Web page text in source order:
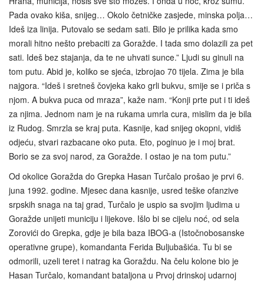
Pada ovako kiša, snijeg… Okolo četničke zasjede, minska polja…
Ideš iza linija. Putovalo se sedam sati. Bilo je prilika kada smo
morali hitno nešto prebaciti za Goražde. I tada smo dolazili za pet
sati. Ideš bez stajanja, da te ne uhvati sunce.” Ljudi su ginuli na
tom putu. Abid je, koliko se sjeća, izbrojao 70 tijela. Zima je bila
najgora. “Ideš i sretneš čovjeka kako grli bukvu, smije se i priča s
njom. A bukva puca od mraza”, kaže nam. “Konji prte put i ti ideš
za njima. Jednom nam je na rukama umrla cura, mislim da je bila
iz Rudog. Smrzla se kraj puta. Kasnije, kad snijeg okopni, vidiš
odjeću, stvari razbacane oko puta. Eto, poginuo je i moj brat.
Borio se za svoj narod, za Goražde. I ostao je na tom putu.”
Od okolice Goražda do Grepka Hasan Turčalo prošao je prvi 6.
juna 1992. godine. Mjesec dana kasnije, usred teške ofanzive
srpskih snaga na taj grad, Turčalo je uspio sa svojim ljudima u
Goražde unijeti municiju i lijekove. Išlo bi se cijelu noć, od sela
Zorovići do Grepka, gdje je bila baza IBOG-a (Istočnobosanske
operativne grupe), komandanta Ferida Buljubašića. Tu bi se
odmorili, uzeli teret i natrag ka Goraždu. Na čelu kolone bio je
Hasan Turčalo, komandant bataljona u Prvoj drinskoj udarnoj